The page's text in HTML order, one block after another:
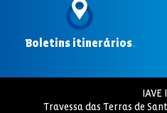
Boletins itinerários.
IAVE
Travessa das Terras de